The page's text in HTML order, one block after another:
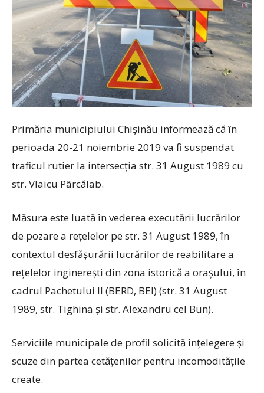
Primăria municipiului Chișinău informează că în
perioada 20-21 noiembrie 2019 va fi suspendat
traficul rutier la intersecția str. 31 August 1989 cu
str. Vlaicu Pârcălab.
Măsura este luată în vederea executării lucrărilor
de pozare a rețelelor pe str. 31 August 1989, în
contextul desfășurării lucrărilor de reabilitare a
rețelelor inginerești din zona istorică a orașului, în
cadrul Pachetului II (BERD, BEI) (str. 31 August
1989, str. Tighina și str. Alexandru cel Bun).
Serviciile municipale de profil solicită înțelegere și
scuze din partea cetățenilor pentru incomoditățile
create.